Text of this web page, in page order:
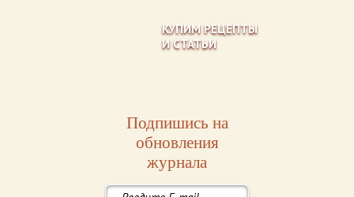
КУПИМ РЕЦЕПТЫ
И СТАТЬИ
Подпишись на
обновления
журнала